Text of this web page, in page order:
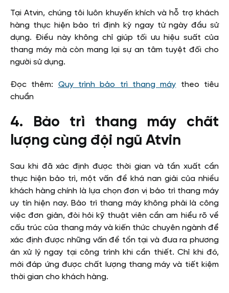
Tại Atvin, chúng tôi luôn khuyến khích và hỗ trợ khách
hàng thực hiện bảo trì định kỳ ngay từ ngày đầu sử
dụng. Điều này không chỉ giúp tối ưu hiệu suất của
thang máy mà còn mang lại sự an tâm tuyệt đối cho
người sử dụng.
Đọc thêm: Quy trình bảo trì thang máy theo tiêu
chuẩn
4. Bảo trì thang máy chất
lượng cùng đội ngũ Atvin
Sau khi đã xác định được thời gian và tần xuất cần
thực hiện bảo trì, một vấn đề khá nan giải của nhiều
khách hàng chính là lựa chọn đơn vị bảo trì thang máy
uy tín hiện nay. Bảo trì thang máy không phải là công
việc đơn giản, đòi hỏi kỹ thuật viên cần am hiểu rõ về
cấu trúc của thang máy và kiến thức chuyên ngành để
xác định được những vấn đề tồn tại và đưa ra phương
án xử lý ngay tại công trình khi cần thiết. Chỉ khi đó,
mới đáp ứng được chất lượng thang máy và tiết kiệm
thời gian cho khách hàng.